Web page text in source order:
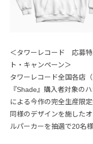
＜タワーレコード 応募
ト・キャンペーン＞
タワーレコード全国各店
『Shade』購入者対象の
による今作の完全生産限
同様のデザインを施した
ルパーカーを抽選で20名